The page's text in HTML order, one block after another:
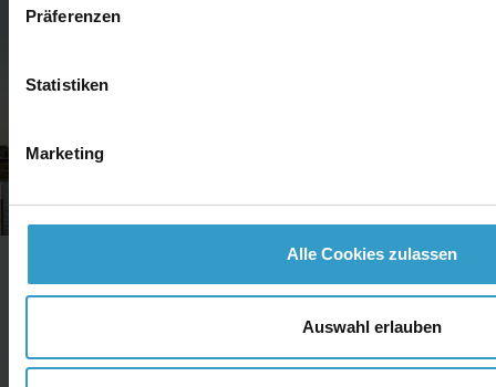
Präferenzen
Statistiken
Marketing
Alle Cookies zulassen
Auswahl erlauben
30.04.2026
3D-Druck bei network.publishing:
Kreative Ideen direkt aus unserem
Büro